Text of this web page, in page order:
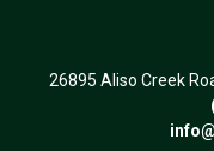
26895 Aliso Creek